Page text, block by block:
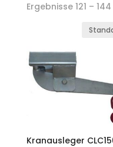
Ergebnisse 121 –
Kranausleger